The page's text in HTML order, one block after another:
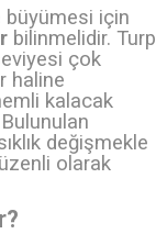
büyümesi için
bilinmelidir. Turp
çok
haline
kalacak
değişmekle
olarak